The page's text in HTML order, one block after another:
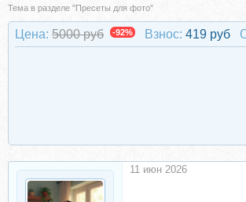
Тема в разделе "Пресеты для фото"
Цена: 5000 руб -92% Взнос: 419 руб
11 июн 2026